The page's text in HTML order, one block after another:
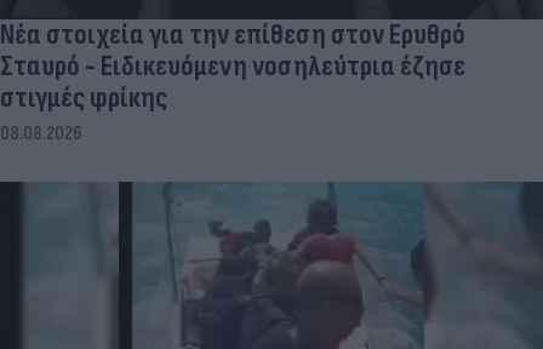
Νέα στοιχεία για την επίθεση στον Ερυθρό
Σταυρό - Ειδικευόμενη νοσηλεύτρια έζησε
στιγμές φρίκης
08.08.2026